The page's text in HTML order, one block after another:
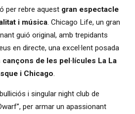
per rebre aquest gran espectacle
i música. Chicago Life, un gran
guió original, amb trepidants
en directe, una excel·lent posada
cançons de les pel·lícules La La
i Chicago.
i singular night club de
per armar un apassionant